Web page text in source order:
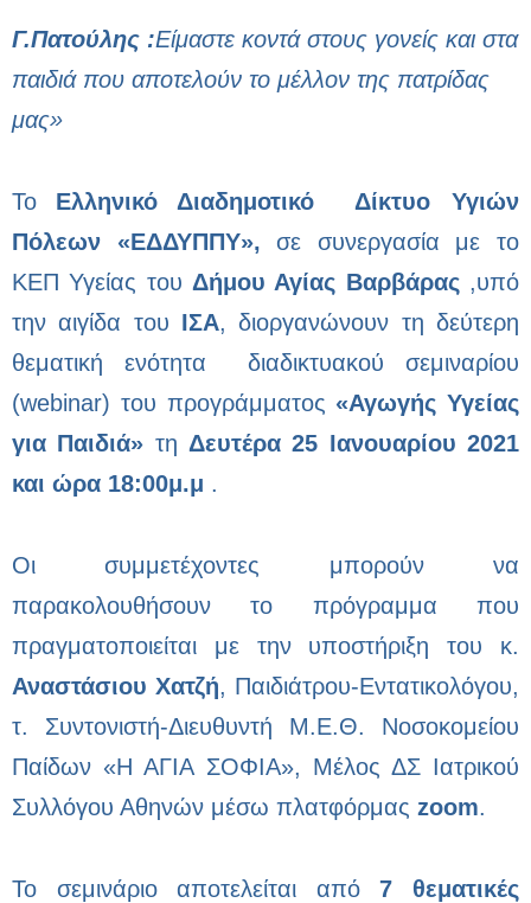
Γ.Πατούλης :Είμαστε κοντά στους γονείς και στα
παιδιά που αποτελούν το μέλλον της πατρίδας
μας»
Το
Ελληνικό Διαδημοτικό Δίκτυο Υγιών
Πόλεων «ΕΔΔΥΠΠΥ»,σε συνεργασία με το
ΚΕΠ Υγείας του Δήμου Αγίας Βαρβάρας ,υπό
την αιγίδα του ΙΣΑ, διοργανώνουν τη δεύτερη
θεματική ενότητα διαδικτυακού σεμιναρίου
(webinar) του προγράμματος «Αγωγής Υγείας
για Παιδιά» τηΔευτέρα 25 Ιανουαρίου 2021
και ώρα 18:00μ.μ .
Οι συμμετέχοντες μπορούν να
παρακολουθήσουν το πρόγραμμα που
πραγματοποιείται με την υποστήριξη του κ.
Αναστάσιου Χατζή, Παιδιάτρου-Εντατικολόγου,
τ. Συντονιστή-Διευθυντή Μ.Ε.Θ. Νοσοκομείου
Παίδων «Η ΑΓΙΑ ΣΟΦΙΑ», Μέλος ΔΣ Ιατρικού
Συλλόγου Αθηνών μέσω πλατφόρμας zoom.
Το σεμινάριο αποτελείται από7 θεματικές